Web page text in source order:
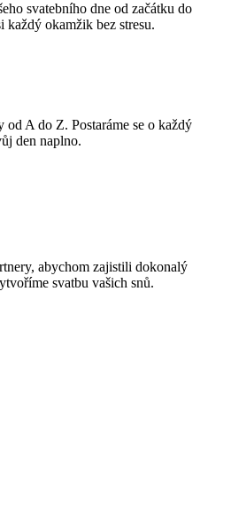
svatebního dne od začátku do
každý okamžik bez stresu.
A do Z. Postaráme se o každý
den naplno.
abychom zajistili dokonalý
svatbu vašich snů.